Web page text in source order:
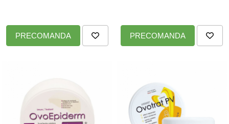
PRECOMANDA PRECOMANDA